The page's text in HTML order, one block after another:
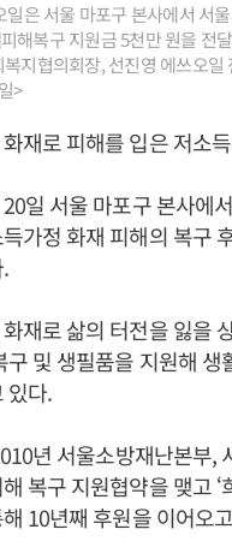
은 서울 마포구 본사에서 서
해복구 지원금 5천만 원을 전
지협의회장, 선진영 에쓰오일
>
재로 피해를 입은 저소
일 서울 마포구 본사에
가정 화재 피해의 복구
재로 삶의 터전을 잃을
구 및 생필품을 지원해 생
있다.
년 서울소방재난본부,
복구 지원협약을 맺고 ‘
10년째 후원을 이어오